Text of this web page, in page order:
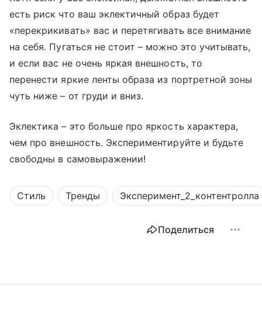
есть риск что ваш эклектичный образ будет
«перекрикивать» вас и перетягивать все внимание
на себя. Пугаться не стоит – можно это учитывать,
и если вас не очень яркая внешность, то
перенести яркие ленты образа из портретной зоны
чуть ниже – от груди и вниз.
Эклектика – это больше про яркость характера,
чем про внешность. Экспериментируйте и будьте
свободны в самовыражении!
Стиль Тренды Эксперимент_2_контентролла
Поделиться